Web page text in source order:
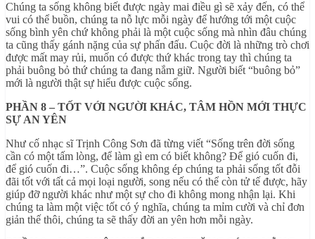
Chúng ta sống không biết được ngày mai điều gì sẽ xảy đến, có thể
vui có thể buồn, chúng ta nỗ lực mỗi ngày để hướng tới một cuộc
sống bình yên chứ không phải là một cuộc sống mà nhìn đâu chúng
ta cũng thấy gánh nặng của sự phấn đấu. Cuộc đời là những trò chơi
được mất may rủi, muốn có được thứ khác trong tay thì chúng ta
phải buông bỏ thứ chúng ta đang nắm giữ. Người biết “buông bỏ”
mới là người thật sự hiểu được cuộc sống.
PHẦN 8 – TỐT VỚI NGƯỜI KHÁC, TÂM HỒN MỚI THỰC
SỰ AN YÊN
Như cố nhạc sĩ Trịnh Công Sơn đã từng viết “Sống trên đời sống
cần có một tấm lòng, để làm gì em có biết không? Để gió cuốn đi,
để gió cuốn đi…”. Cuộc sống không ép chúng ta phải sống tốt đỗi
đãi tốt với tất cả mọi loại người, song nếu có thể còn tử tế được, hãy
giúp đỡ người khác như một sự cho đi không mong nhận lại. Khi
chúng ta làm một việc tốt có ý nghĩa, chúng ta mỉm cười và chỉ đơn
giản thế thôi, chúng ta sẽ thấy đời an yên hơn mỗi ngày.